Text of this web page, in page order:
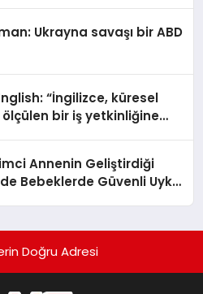
Ukrayna savaşı bir ABD
“İngilizce, küresel
bir iş yetkinliğine
Annenin Geliştirdiği
Bebeklerde Güvenli Uyku
Doğru Adresi